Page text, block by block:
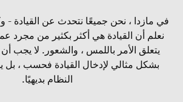
في مازدا ، نحن جميعًا نتحدث عن القيادة -
نعلم أن القيادة هي أكثر بكثير من مجرد
يتعلق الأمر باللمس ، والشعور. لا يجب
بشكل مثالي لإدخال القيادة فحسب ،
النظام بديهيًا.